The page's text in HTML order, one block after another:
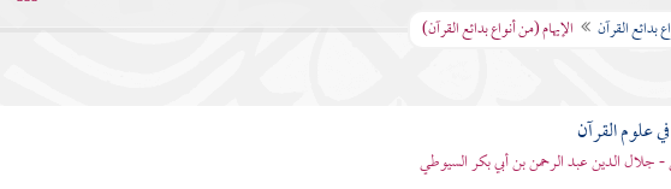
بدائع القرآن الإيهام (من أنواع بدائع القرآن)
علوم القرآن
جلال الدين عبد الرحمن بن أبي بكر السيوطي